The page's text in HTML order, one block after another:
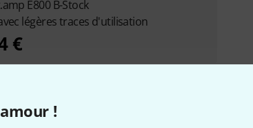
!
E800 B-Stock
légères traces d'utilisation
€